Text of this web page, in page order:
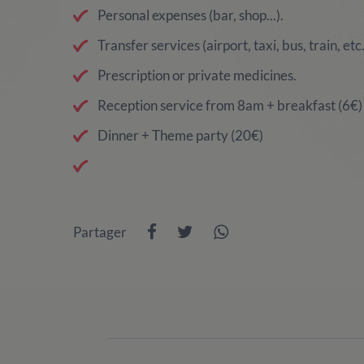
Personal expenses (bar, shop...).
Transfer services (airport, taxi, bus, train,
Prescription or private medicines.
Reception service from 8am + breakfast (6€)
Dinner + Theme party (20€)
Partager